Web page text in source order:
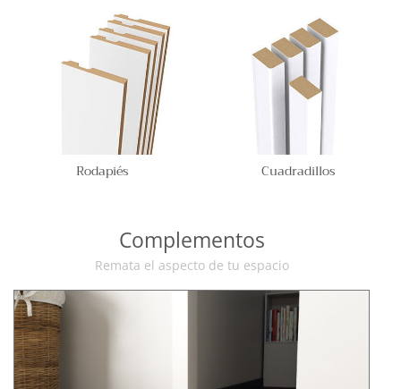
Rodapiés Cuadradillos
Complementos
Remata el aspecto de tu espacio